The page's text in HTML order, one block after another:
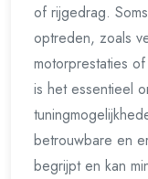
of rijgedrag.
optreden, zoals
motorprestaties
is het essentieel
betrouwbare en
begrijpt en kan